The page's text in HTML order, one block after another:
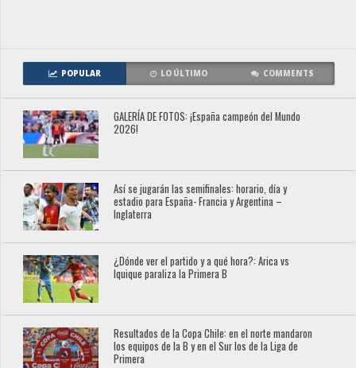
POPULAR LO ÚLTIMO COMMENTS
GALERÍA DE FOTOS: ¡España campeón del Mundo
2026!
Así se jugarán las semifinales: horario, día y
estadio para España- Francia y Argentina –
Inglaterra
¿Dónde ver el partido y a qué hora?: Arica vs
Iquique paraliza la Primera B
Resultados de la Copa Chile: en el norte mandaron
los equipos de la B y en el Sur los de la Liga de
Primera